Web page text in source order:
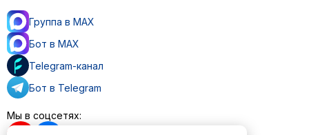
Группа в MAX
Бот в MAX
Telegram-канал
Бот в Telegram
Мы в соцсетях: